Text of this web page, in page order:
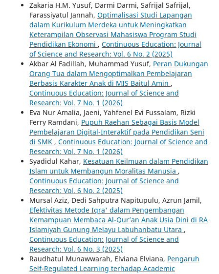
Zakaria H.M. Yusuf, Darmi Darmi, Safrijal Safrijal,
Farassiyatul Jannah, Optimalisasi Studi Lapangan
dalam Kurikulum Merdeka untuk Meningkatkan
Keterampilan Observasi Mahasiswa Program Studi
Pendidikan Ekonomi , Continuous Education: Journal
of Science and Research: Vol. 6 No. 2 (2025)
Akbar Al Fadillah, Muhammad Yusuf, Peran Dukungan
Orang Tua dalam Mengoptimalkan Pembelajaran
Berbasis Karakter Anak di MIS Baitul Amin ,
Continuous Education: Journal of Science and
Research: Vol. 7 No. 1 (2026)
Eva Nur Amalia, Jaeni, Yahfenel Evi Fussalam, Rizki
Ferry Ramdani, Pupuh Raehan Sebagai Basis Model
Pembelajaran Digital-Interaktif pada Pendidikan Seni
di SMK , Continuous Education: Journal of Science and
Research: Vol. 7 No. 1 (2026)
Syadidul Kahar, Kesatuan Keilmuan dalam Pendidikan
Islam untuk Membangun Moralitas Manusia ,
Continuous Education: Journal of Science and
Research: Vol. 6 No. 2 (2025)
Mursal Aziz, Dedi Sahputra Napitupulu, Azrun Jamil,
Efektivitas Metode Iqra' dalam Pengembangan
Kemampuan Membaca Al-Qur’an Anak Usia Dini di RA
Islamiyah Gunung Melayu Labuhanbatu Utara ,
Continuous Education: Journal of Science and
Research: Vol. 6 No. 3 (2025)
Raudhatul Munawwarah, Elviana Elviana, Pengaruh
Self-Regulated Learning terhadap Academic